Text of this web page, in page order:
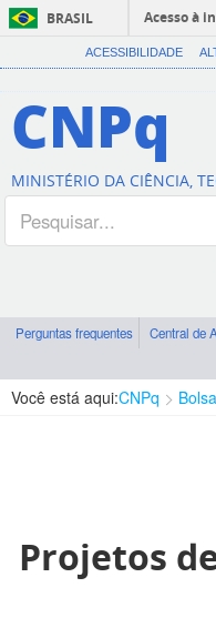
BRASIL
Acesso à
ACESSIBILIDADE
CNPq
MINISTÉRIO DA CIÊNCIA,
Perguntas frequentes Central de
Você está aqui:CNPq
Projetos